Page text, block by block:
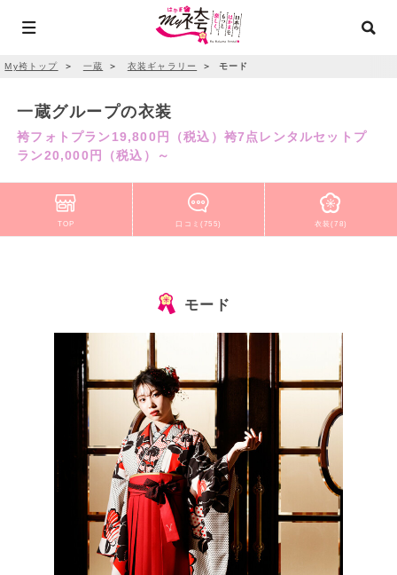
My袴トップ ＞ 一蔵 ＞ 衣装ギャラリー ＞ モード
一蔵グループの衣装
袴フォトプラン19,800円（税込）袴7点レンタルセットプ
ラン20,000円（税込）～
TOP 口コミ(755) 衣装(78)
モード